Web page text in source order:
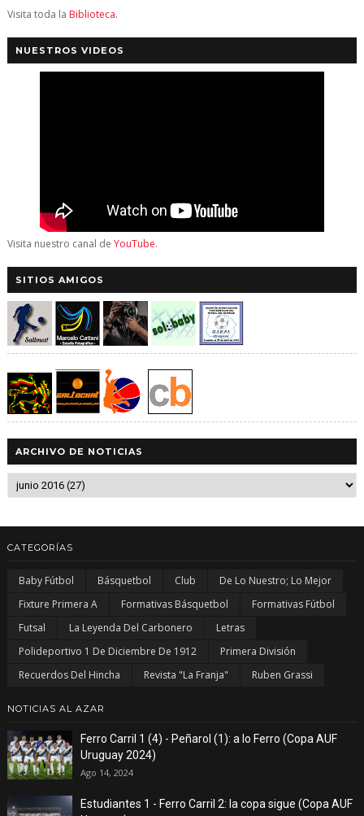
Visita toda la Biblioteca.
NUESTROS VIDEOS
Visita nuestro canal de YouTube.
SITIOS AMIGOS
ARCHIVO DE NOTICIAS
CATEGORÍAS
Baby Fútbol Básquetbol Club
De Lo Nuestro; Lo Mejor
Fixture Primera A
Formativas Básquetbol
Formativas Fútbol
Futsal
La Leyenda Del Carbonero
Letras
Polideportivo 1 De Diciembre De 1912
Primera División
Recuerdos Del Hincha
Revista "La Franja" Ruben Grassi
NOTICIAS AL AZAR
Ferro Carril 1 (4) - Peñarol (1): a lo Ferro (Copa AUF
Uruguay 2024)
Ago 14, 2024
Estudiantes 1 - Ferro Carril 2: la copa sigue (Copa AUF